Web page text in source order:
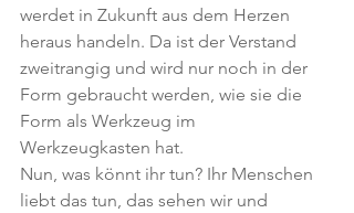
werdet in Zukunft aus dem Herzen
heraus handeln. Da ist der Verstand
zweitrangig und wird nur noch in der
Form gebraucht werden, wie sie die
Form als Werkzeug im
Werkzeugkasten hat.
Nun, was könnt ihr tun? Ihr Menschen
liebt das tun, das sehen wir und